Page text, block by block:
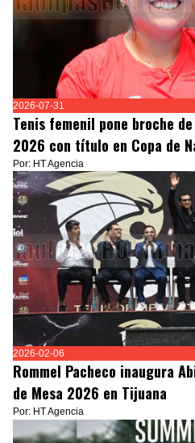
2026-07-31
Tenis femenil pone broche
2026 con título en Copa de
Por: HT Agencia
2026-02-06
Rommel Pacheco inaugura
de Mesa 2026 en Tijuana
Por: HT Agencia